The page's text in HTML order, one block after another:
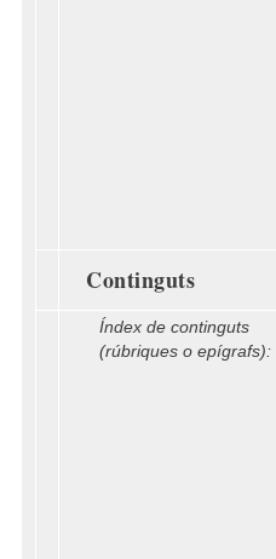
Continguts
Índex de continguts
(rúbriques o epígrafs):